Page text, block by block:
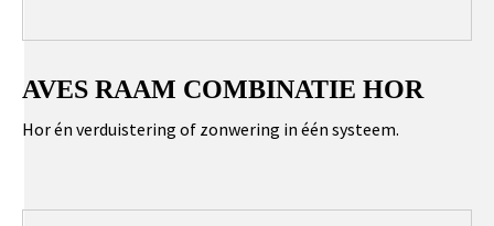
AVES RAAM COMBINATIE HOR
Hor én verduistering of zonwering in één systeem.